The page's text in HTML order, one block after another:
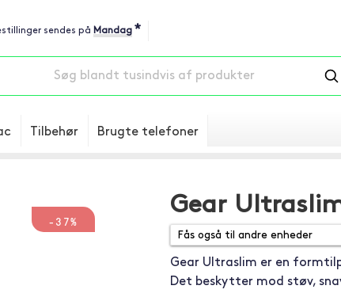
sendes på Mandag *
Tilbehør Brugte telefoner
-37%
Gear
Gear Ultraslim er en
Det beskytter mod støv,